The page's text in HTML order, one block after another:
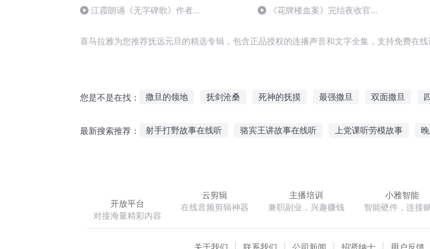
江霞朗诵《无字碑歌》作者：
《花牌楼血案》完结夜收官，
喜马拉雅为您推荐抚远元旦的精选专辑，包含正品授权的连播声音和文字全集，支持免费在线
您是不是在找： 撒旦的领地 抚剑沧桑 死神的抚摸 最强撒旦 双面撒旦
最新搜索推荐： 射手打野故事在线听 骆宾王讲故事在线听 上党课听劳模故事
开放平台
对接海量精彩内容
云剪辑
在线音频剪辑神器
主播培训
兼职副业，兴趣赚钱
小雅智能
智能硬件，连接
关于我们 联系我们 公司新闻 招贤纳士 用户反馈